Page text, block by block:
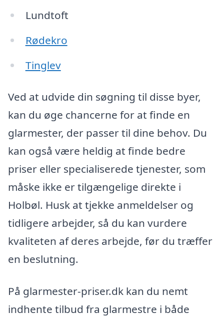
Lundtoft
Rødekro
Tinglev
Ved at udvide din søgning til disse byer,
kan du øge chancerne for at finde en
glarmester, der passer til dine behov. Du
kan også være heldig at finde bedre
priser eller specialiserede tjenester, som
måske ikke er tilgængelige direkte i
Holbøl. Husk at tjekke anmeldelser og
tidligere arbejder, så du kan vurdere
kvaliteten af deres arbejde, før du træffer
en beslutning.
På glarmester-priser.dk kan du nemt
indhente tilbud fra glarmestre i både